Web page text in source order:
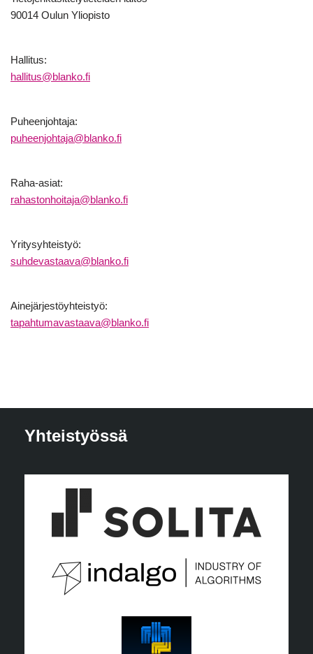
90014 Oulun Yliopisto
Hallitus:
hallitus@blanko.fi
Puheenjohtaja:
puheenjohtaja@blanko.fi
Raha-asiat:
rahastonhoitaja@blanko.fi
Yritysyhteistyö:
suhdevastaava@blanko.fi
Ainejärjestöyhteistyö:
tapahtumavastaava@blanko.fi
Yhteistyössä